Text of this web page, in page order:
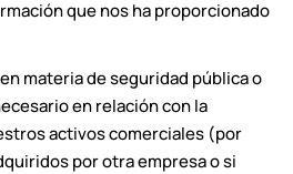
que nos ha proporcionado
materia de seguridad pública o
en relación con la
activos comerciales (por
por otra empresa o si